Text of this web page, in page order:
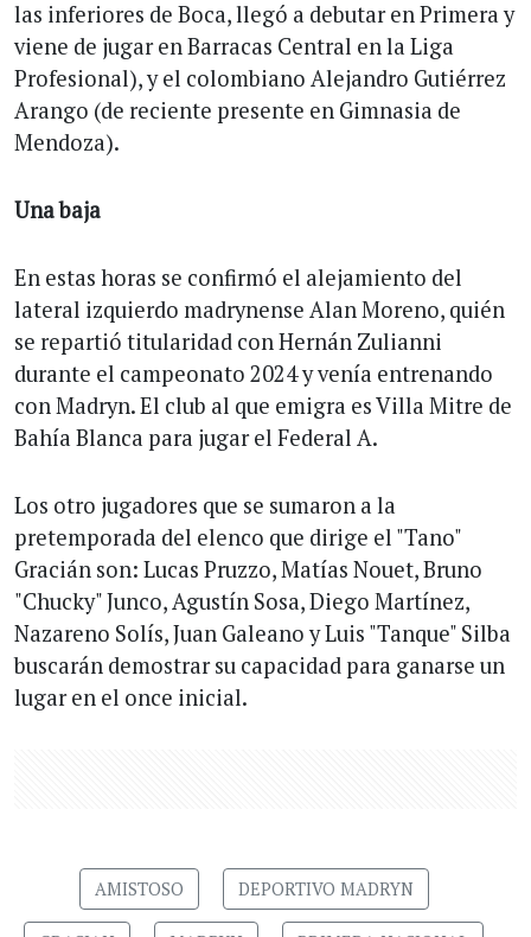
las inferiores de Boca, llegó a debutar en Primera y
viene de jugar en Barracas Central en la Liga
Profesional), y el colombiano Alejandro Gutiérrez
Arango (de reciente presente en Gimnasia de
Mendoza).
Una baja
En estas horas se confirmó el alejamiento del
lateral izquierdo madrynense Alan Moreno, quién
se repartió titularidad con Hernán Zulianni
durante el campeonato 2024 y venía entrenando
con Madryn. El club al que emigra es Villa Mitre de
Bahía Blanca para jugar el Federal A.
Los otro jugadores que se sumaron a la
pretemporada del elenco que dirige el "Tano"
Gracián son: Lucas Pruzzo, Matías Nouet, Bruno
"Chucky" Junco, Agustín Sosa, Diego Martínez,
Nazareno Solís, Juan Galeano y Luis "Tanque" Silba
buscarán demostrar su capacidad para ganarse un
lugar en el once inicial.
AMISTOSO DEPORTIVO MADRYN